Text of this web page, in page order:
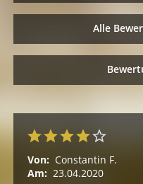
Alle
Von: Constantin F.
Am: 23.04.2020